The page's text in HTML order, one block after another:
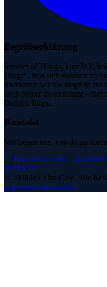
Begriffserklärung
Internet of Things, kurz IoT,
Dinge". Was sich dahinter
übersetzen wir die Begriffe aus
auch immer du es nennst –
Bullshit-Bingo.
Kontakt
Wir freuen uns, von dir zu
→ Kontaktformular→
57714477
© 2026 IoT Use Case. Alle
ImpressumDatenschutz